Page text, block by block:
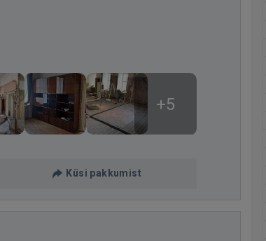
+5
Küsi pakkumist